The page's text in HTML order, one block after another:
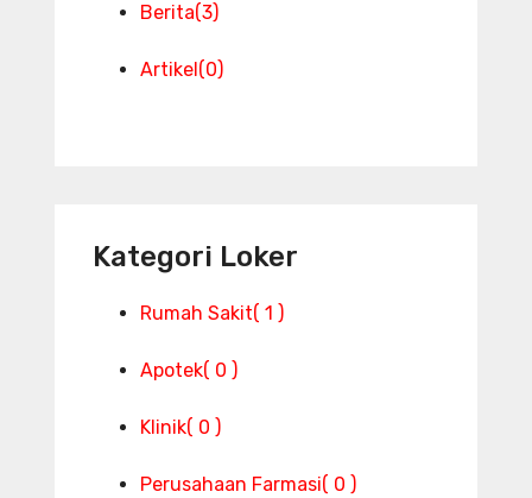
Berita(3)
Artikel(0)
Kategori Loker
Rumah Sakit( 1 )
Apotek( 0 )
Klinik( 0 )
Perusahaan Farmasi( 0 )